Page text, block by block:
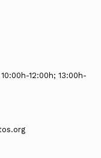
12:00h; 13:00h-